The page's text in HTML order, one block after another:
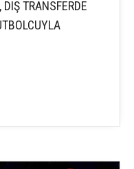
TRANSFERDE